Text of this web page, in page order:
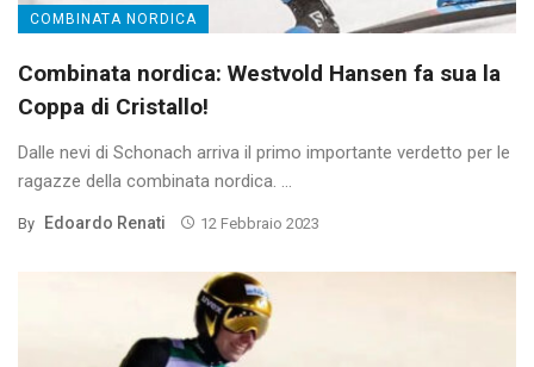
COMBINATA NORDICA
Combinata nordica: Westvold Hansen fa sua la
Coppa di Cristallo!
Dalle nevi di Schonach arriva il primo importante verdetto per le
ragazze della combinata nordica. ...
By Edoardo Renati 12 Febbraio 2023